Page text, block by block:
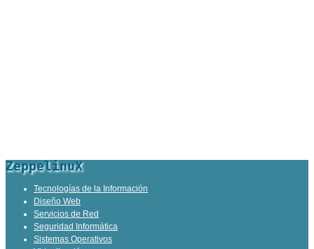
ZeppelinuX
Tecnologías de la Información
Diseño Web
Servicios de Red
Seguridad Informática
Sistemas Operativos